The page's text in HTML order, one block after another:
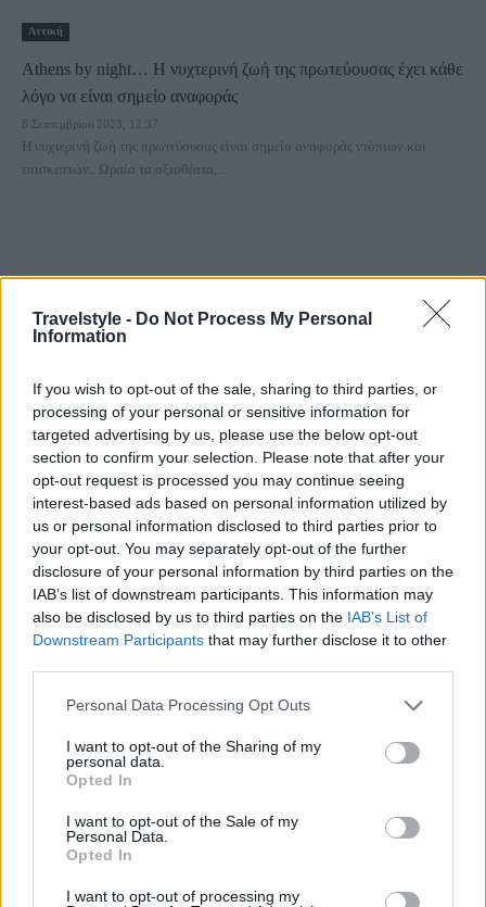
Travelstyle - Do Not Process My Personal
Information
If you wish to opt-out of the sale, sharing to third parties, or
processing of your personal or sensitive information for
targeted advertising by us, please use the below opt-out
section to confirm your selection. Please note that after your
opt-out request is processed you may continue seeing
interest-based ads based on personal information utilized by
us or personal information disclosed to third parties prior to
your opt-out. You may separately opt-out of the further
disclosure of your personal information by third parties on the
IAB’s list of downstream participants. This information may
also be disclosed by us to third parties on the IAB’s List of
Downstream Participants that may further disclose it to other
Please note that this website/app uses one or more Google
not limited to your visit or usage behaviour. You may click to
grant or deny consent to Google and its third-party tags to
use your data for below specified purposes in below Google
consent section.
Personal Data Processing Opt Outs
I want to opt-out of the Sharing of my
personal data.
Opted In
I want to opt-out of the Sale of my
Personal Data.
Opted In
I want to opt-out of processing my
Αττική
Athens by night… H νυχτερινή ζωή της πρωτεύουσας έχει κάθε
λόγο να είναι σημείο αναφοράς
8 Σεπτεμβρίου 2023, 12:37
Η νυχτερινή ζωή της πρωτεύουσας είναι σημείο αναφοράς ντόπιων και
επισκεπτών.. Ωραία τα αξιοθέατα,...
Αττική
Στύλοι Ολυμπίου Διός: Η ιστορία και η σπουδαιότητα ενός από
τα πιο εμβληματικά μνημεία της Αθήνας
5 Σεπτεμβρίου 2023, 14:09
Δίπλα στη λεωφόρο Αμαλίας, περίπου 500 μέτρα από την πλατεία
Συντάγματος, βρίσκεται ο χώρος...
ακτογραμμή και τα νησιά του Αργοσαρωνικού… αλλιώς!
9 Αυγούστου 2023, 14:00
διαδεδομένη τα τελευταία χρόνια η...